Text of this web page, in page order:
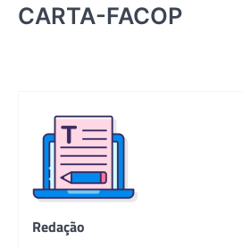
CARTA-FACOP
Redação